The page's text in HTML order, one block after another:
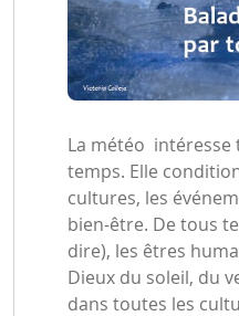
La météo
temps. Elle
cultures, les
bien-être. De tous
dire), les êtres
Dieux du soleil, du
dans toutes les